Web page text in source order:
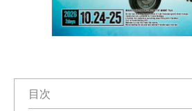
目次